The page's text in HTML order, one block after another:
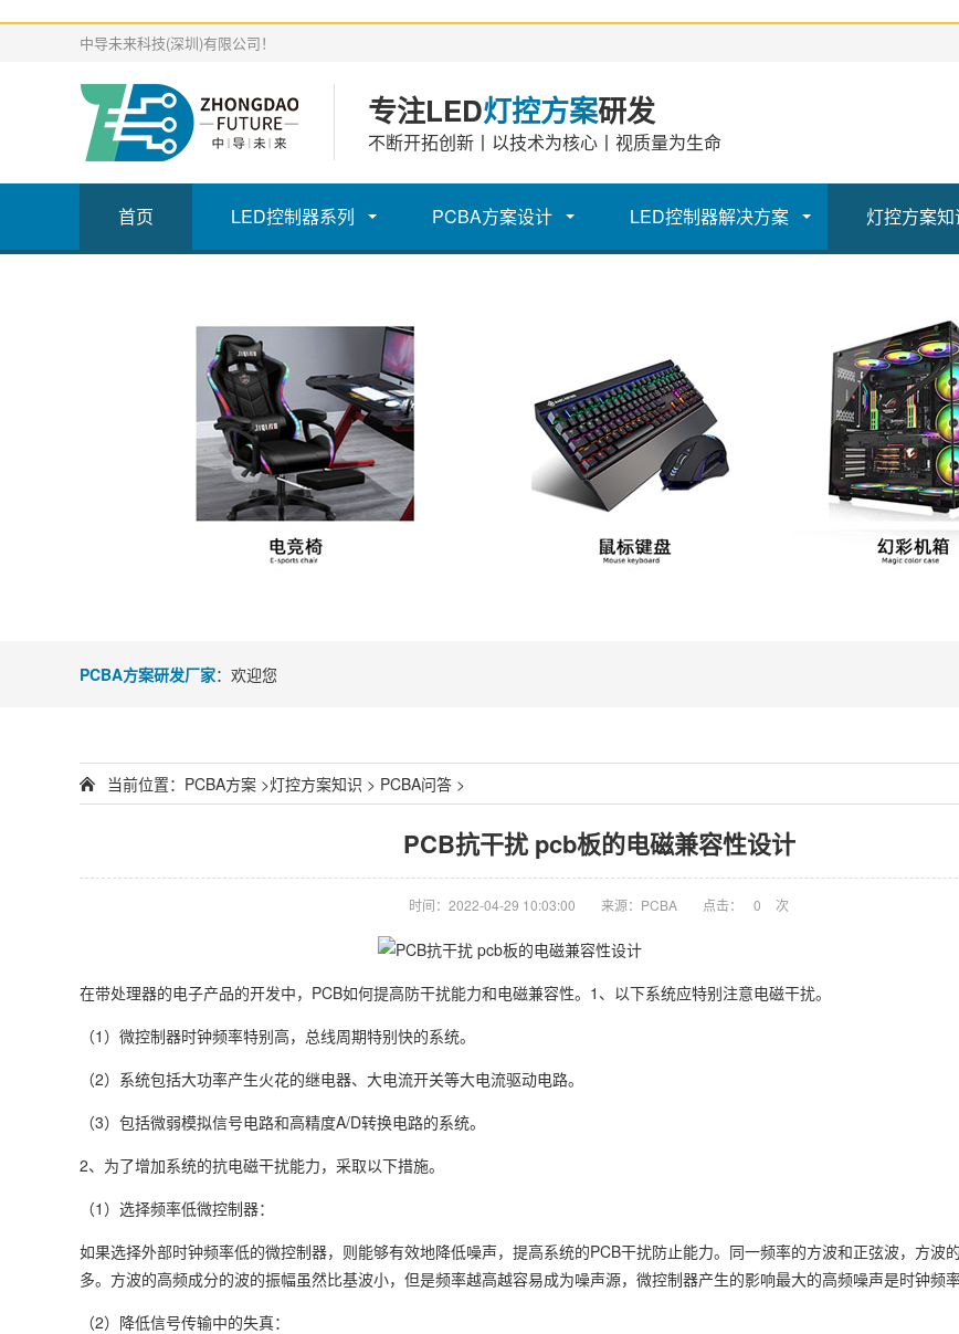
中导未来科技(深圳)有限公司！
专注LED灯控方案研发
不断开拓创新丨以技术为核心丨视质量为生命
首页 LED控制器系列 PCBA方案设计 LED控制器解决方案 灯控方案知
PCBA方案研发厂家：欢迎您
当前位置： PCBA方案 >灯控方案知识 > PCBA问答 >
PCB抗干扰 pcb板的电磁兼容性设计
时间：2022-04-29 10:03:00 来源：PCBA 点击： 0 次
在带处理器的电子产品的开发中，PCB如何提高防干扰能力和电磁兼容性。1、以下系统应特别注意电磁干扰。
（1）微控制器时钟频率特别高，总线周期特别快的系统。
（2）系统包括大功率产生火花的继电器、大电流开关等大电流驱动电路。
（3）包括微弱模拟信号电路和高精度A/D转换电路的系统。
2、为了增加系统的抗电磁干扰能力，采取以下措施。
（1）选择频率低微控制器：
如果选择外部时钟频率低的微控制器，则能够有效地降低噪声，提高系统的PCB干扰防止能力。同一频率的方波和正弦波，方波
多。方波的高频成分的波的振幅虽然比基波小，但是频率越高越容易成为噪声源，微控制器产生的影响最大的高频噪声是时钟频率
（2）降低信号传输中的失真：